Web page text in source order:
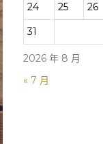
2026 年 8 月
24
25 26
31
« 7 月